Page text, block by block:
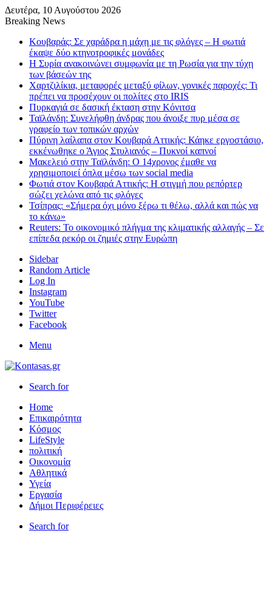
Δευτέρα, 10 Αυγούστου 2026
Breaking News
Κουβαράς: Σε χαράδρα η μάχη με τις φλόγες – Η φωτιά
έκαψε δύο κτηνοτροφικές μονάδες
Η Συρία ανακοινώνει συμφωνία με τη Ρωσία για την τύχη
των βάσεών της
Χαρτζιλίκια, μεταφορές μεταξύ φίλων, γονικές παροχές: Τι
πρέπει να προσέχουν οι πολίτες στο IRIS
Πυρκαγιά σε δασική έκταση στην Κόνιτσα
Ταϊλάνδη: Συνελήφθη άνδρας που άνοιξε πυρ μέσα σε
γραφείο των τοπικών αρχών
Πύρινη λαίλαπα στον Κουβαρά Αττικής: Κάηκε εργοστάσιο,
εκκένωθηκε ο Άγιος Στυλιανός – Πυκνοί καπνοί
Μακελειό στην Ταϊλάνδη: Ο 14χρονος έμαθε να
χρησιμοποιεί όπλα μέσω των social media
Φωτιά στον Κουβαρά Αττικής: Η στιγμή που ρεπόρτερ
σώζει χελώνα από τις φλόγες
Τσίπρας: «Σήμερα όχι μόνο ξέρω τι θέλω, αλλά και πώς να
το κάνω»
Reuters: Το οικονομικό πλήγμα της κλιματικής αλλαγής – Σε
επίπεδα ρεκόρ οι ζημιές στην Ευρώπη
Sidebar
Random Article
Log In
Instagram
YouTube
Twitter
Facebook
Menu
Search for
Home
Επικαιρότητα
Κόσμος
LifeStyle
πολιτική
Οικονομία
Αθλητικά
Υγεία
Εργασία
Δήμοι Περιφέρειες
Search for